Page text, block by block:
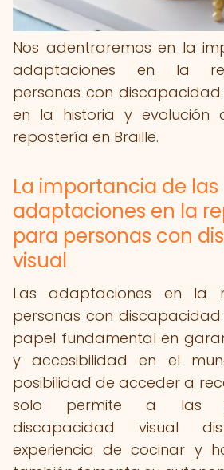
Nos adentraremos en la
adaptaciones en la
personas con
en la historia y evolución
repostería en Braille.
La importancia de las
adaptaciones en la
para personas con
visual
Las adaptaciones en la
personas con discapacidad
papel fundamental en
y accesibilidad en el
posibilidad de acceder a
solo permite a las
discapacidad visual
experiencia de cocinar y